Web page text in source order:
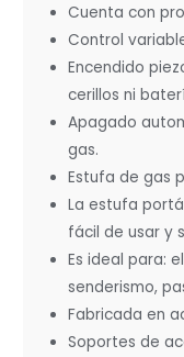
Cuenta con
Control
Encendido
cerillos ni
Apagado
gas.
Estufa de gas
La estufa
fácil de usar y
Es ideal para:
senderismo,
Fabricada en
Soportes de